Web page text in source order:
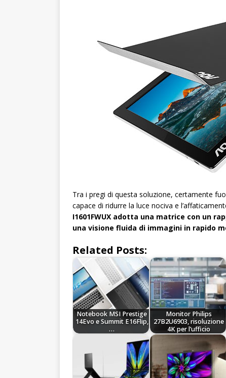
Tra i pregi di questa soluzione, certamente
capace di ridurre la luce nociva e
I1601FWUX adotta una matrice con un
una visione fluida di immagini in rapido
Related Posts:
Notebook MSI Prestige
14Evo e Summit E16Flip,
…
Monitor Philips
27B2U6903, risoluzione
4K per l’ufficio